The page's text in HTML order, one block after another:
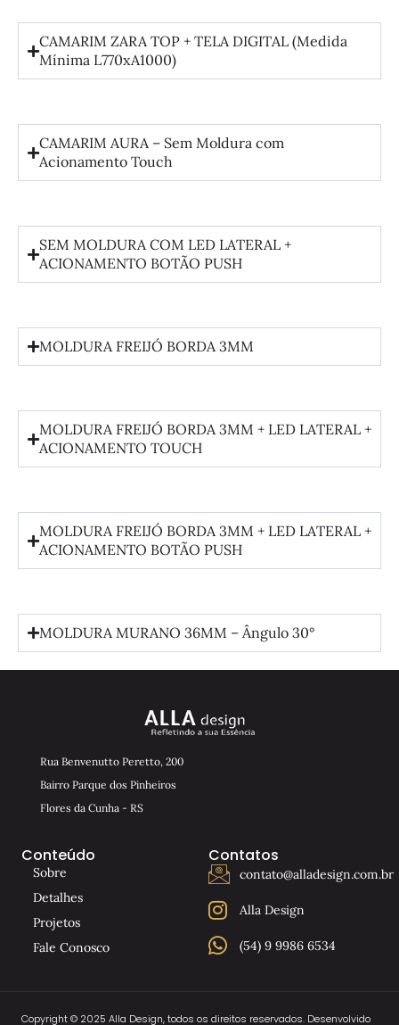
CAMARIM ZARA TOP + TELA DIGITAL (Medida
Mínima L770xA1000)
CAMARIM AURA – Sem Moldura com
Acionamento Touch
SEM MOLDURA COM LED LATERAL +
ACIONAMENTO BOTÃO PUSH
MOLDURA FREIJÓ BORDA 3MM
MOLDURA FREIJÓ BORDA 3MM + LED LATERAL +
ACIONAMENTO TOUCH
MOLDURA FREIJÓ BORDA 3MM + LED LATERAL +
ACIONAMENTO BOTÃO PUSH
MOLDURA MURANO 36MM – Ângulo 30°
Rua Benvenutto Peretto, 200
Bairro Parque dos Pinheiros
Flores da Cunha - RS
Conteúdo
Sobre
Detalhes
Projetos
Fale Conosco
Contatos
contato@alladesign.com.br
Alla Design
(54) 9 9986 6534
Copyright © 2025 Alla Design, todos os direitos reservados. Desenvolvido